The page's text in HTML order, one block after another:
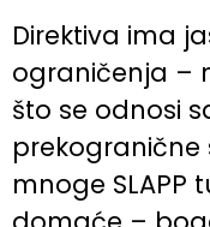
Direktiva ima
ograničenja –
što se odnosi
prekogranične
mnoge SLAPP